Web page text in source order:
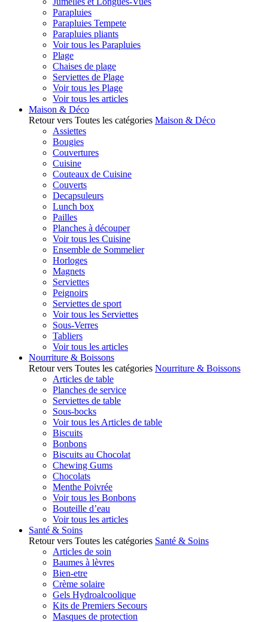
Parapluies
Parapluies Tempete
Parapluies pliants
Voir tous les Parapluies
Plage
Chaises de plage
Serviettes de Plage
Voir tous les Plage
Voir tous les articles
Maison & Déco
Retour vers Toutes les catégories Maison & Déco
Assiettes
Bougies
Couvertures
Cuisine
Couteaux de Cuisine
Couverts
Decapsuleurs
Lunch box
Pailles
Planches à découper
Voir tous les Cuisine
Ensemble de Sommelier
Horloges
Magnets
Serviettes
Peignoirs
Serviettes de sport
Voir tous les Serviettes
Sous-Verres
Tabliers
Voir tous les articles
Nourriture & Boissons
Retour vers Toutes les catégories Nourriture & Boissons
Articles de table
Planches de service
Serviettes de table
Sous-bocks
Voir tous les Articles de table
Biscuits
Bonbons
Biscuits au Chocolat
Chewing Gums
Chocolats
Menthe Poivrée
Voir tous les Bonbons
Bouteille d’eau
Voir tous les articles
Santé & Soins
Retour vers Toutes les catégories Santé & Soins
Articles de soin
Baumes à lèvres
Bien-etre
Crème solaire
Gels Hydroalcoolique
Kits de Premiers Secours
Masques de protection